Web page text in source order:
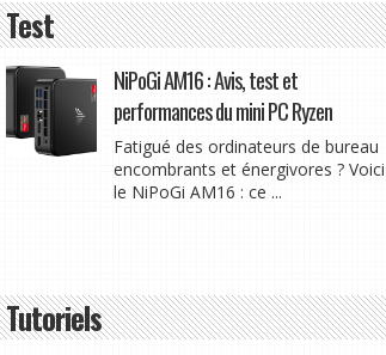
Test
NiPoGi AM16 : Avis, test et
performances du mini PC Ryzen
Fatigué des ordinateurs de bureau
encombrants et énergivores ? Voici
le NiPoGi AM16 : ce ...
Tutoriels